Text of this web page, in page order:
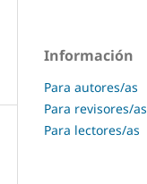
Información
Para autores/as
Para revisores/as
Para lectores/as